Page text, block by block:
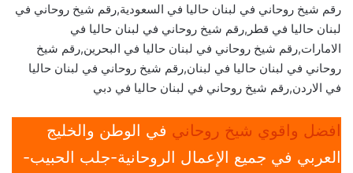
رقم شيخ روحاني في لبنان حاليا في السعودية,رقم شيخ روحاني في
لبنان حاليا في قطر,رقم شيخ روحاني في لبنان حاليا في
الامارات,رقم شيخ روحاني في لبنان حاليا في البحرين,رقم شيخ
روحاني في لبنان حاليا في لبنان,رقم شيخ روحاني في لبنان حاليا
في الاردن,رقم شيخ روحاني في لبنان حاليا في دبي
افضل واقوي شيخ روحاني في الوطن والخليج
العربي في جميع الإعمال الروحانية-جلب الحبيب-